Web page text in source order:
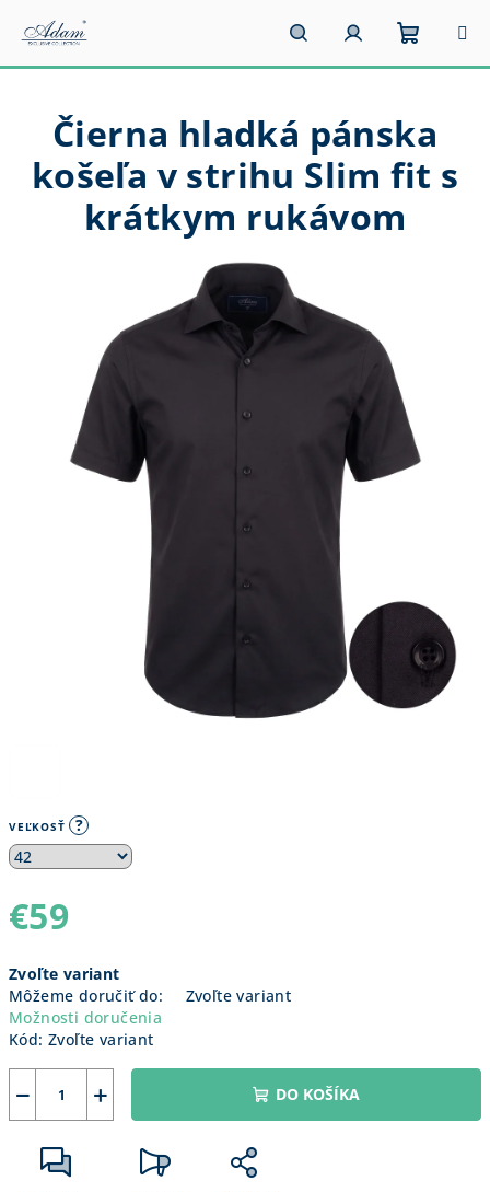
obsah
HľadaťPrihlásenie
košík
VEĽKOSŤ ?
€59
cena:
Zvoľte variant
Môžeme doručiť do:
Zvoľte variant
Možnosti doručenia
Kód: Zvoľte variant
+
− DO KOŠÍKA
Čierna hladká pánska
košeľa v strihu Slim fit s
krátkym rukávom